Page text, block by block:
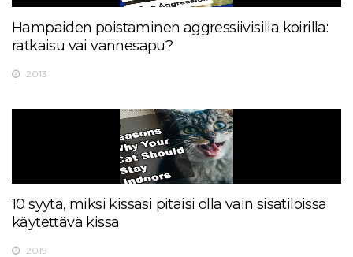
Hampaiden poistaminen aggressiivisilla koirilla:
ratkaisu vai vannesapu?
2013
10 syytä, miksi kissasi pitäisi olla vain sisätiloissa
käytettävä kissa
2019